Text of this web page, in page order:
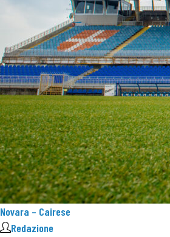
Novara – Cairese
Redazione